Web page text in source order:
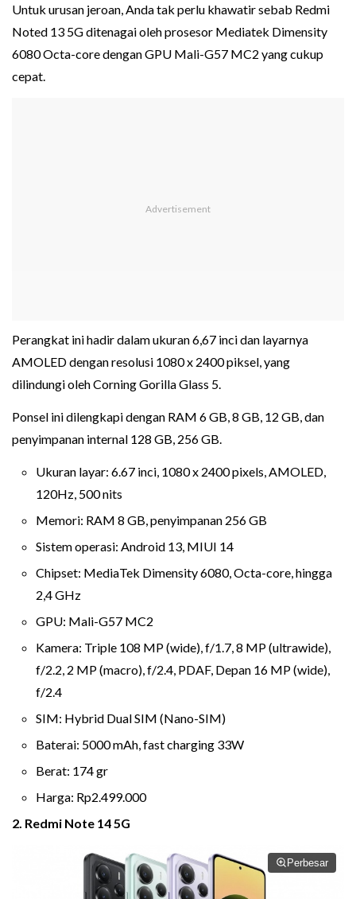
Untuk urusan jeroan, Anda tak perlu khawatir sebab Redmi
Noted 13 5G ditenagai oleh prosesor Mediatek Dimensity
6080 Octa-core dengan GPU Mali-G57 MC2 yang cukup
cepat.
Perangkat ini hadir dalam ukuran 6,67 inci dan layarnya
AMOLED dengan resolusi 1080 x 2400 piksel, yang
dilindungi oleh Corning Gorilla Glass 5.
Ponsel ini dilengkapi dengan RAM 6 GB, 8 GB, 12 GB, dan
penyimpanan internal 128 GB, 256 GB.
Ukuran layar: 6.67 inci, 1080 x 2400 pixels, AMOLED,
120Hz, 500 nits
Memori: RAM 8 GB, penyimpanan 256 GB
Sistem operasi: Android 13, MIUI 14
Chipset: MediaTek Dimensity 6080, Octa-core, hingga
2,4 GHz
GPU: Mali-G57 MC2
Kamera: Triple 108 MP (wide), f/1.7, 8 MP (ultrawide),
f/2.2, 2 MP (macro), f/2.4, PDAF, Depan 16 MP (wide),
f/2.4
SIM: Hybrid Dual SIM (Nano-SIM)
Baterai: 5000 mAh, fast charging 33W
Berat: 174 gr
Harga: Rp2.499.000
2. Redmi Note 14 5G
Perbesar